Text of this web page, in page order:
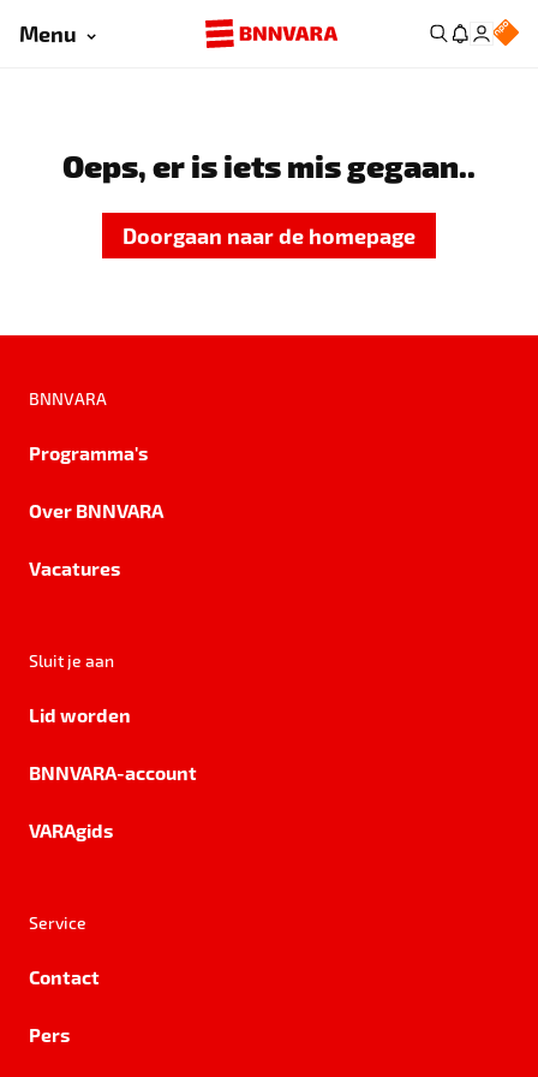
Menu
Oeps, er is iets mis gegaan..
Doorgaan naar de homepage
BNNVARA
Programma's
Over BNNVARA
Vacatures
Sluit je aan
Lid worden
BNNVARA-account
VARAgids
Service
Contact
Pers